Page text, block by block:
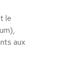
le
aux